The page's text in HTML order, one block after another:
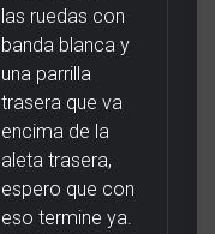
las ruedas con
banda blanca y
una parrilla
trasera que va
encima de la
aleta trasera,
espero que con
eso termine ya.